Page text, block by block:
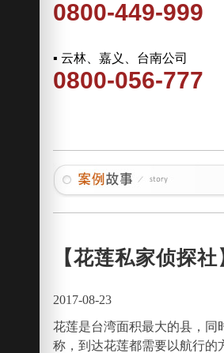
0800-449-999
▪ 云林、嘉义、台南公司
0800-056-777
【花莲私家侦探
2017-08-23
花莲是台湾面积最大的县，同
称，到达花莲都需要以航行的